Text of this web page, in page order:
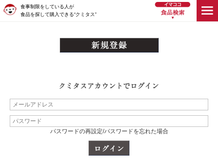
食事制限をしている人が
食品を探して購入できる“クミタス”
パスワードの再設定/パスワードを忘れた場合